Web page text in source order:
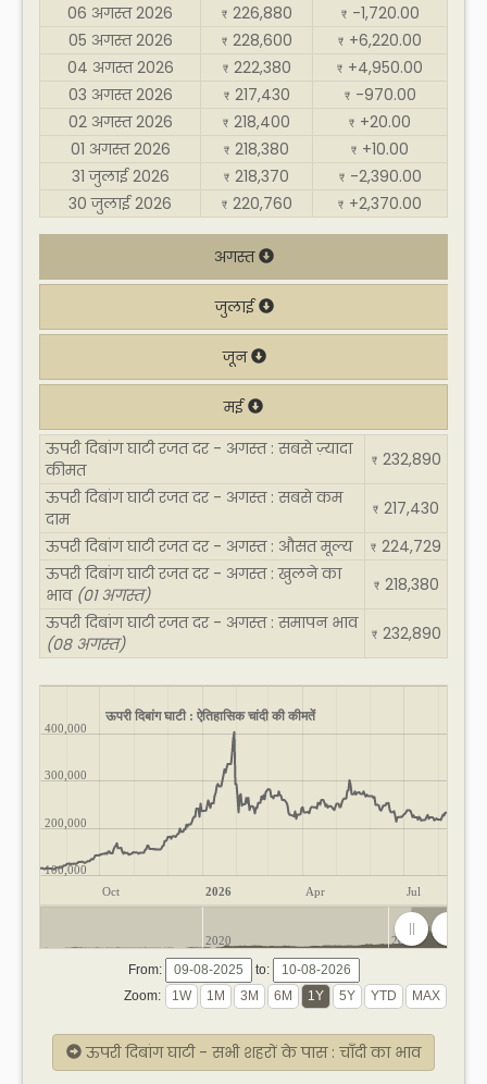
06 अगस्त 2026
₹ 226,880 ₹ -1,720.00
05 अगस्त 2026
₹ 228,600 ₹ +6,220.00
04 अगस्त 2026
₹ 222,380 ₹ +4,950.00
03 अगस्त 2026
₹ 217,430 ₹ -970.00
02 अगस्त 2026
₹ 218,400 ₹ +20.00
01 अगस्त 2026
₹ 218,380 ₹ +10.00
31 जुलाई 2026
₹ 218,370 ₹ -2,390.00
30 जुलाई 2026
₹ 220,760 ₹ +2,370.00
अगस्त
जुलाई
जून
मई
ऊपरी दिबांग घाटी रजत दर - अगस्त : सबसे ज़्यादा
कीमत
₹ 232,890
ऊपरी दिबांग घाटी रजत दर - अगस्त : सबसे कम
दाम
₹ 217,430
ऊपरी दिबांग घाटी रजत दर - अगस्त : औसत मूल्य
₹ 224,729
ऊपरी दिबांग घाटी रजत दर - अगस्त : खुलने का
भाव (01 अगस्त) ₹ 218,380
ऊपरी दिबांग घाटी रजत दर - अगस्त : समापन भाव
(08 अगस्त)
₹ 232,890
ऊपरी दिबांग घाटी : ऐतिहासिक चांदी की कीमतें
Oct 2026 Apr Jul
100,000
200,000
300,000
400,000
2020 2025
From:
to:
Zoom:
ऊपरी दिबांग घाटी - सभी शहरों के पास : चाँदी का भाव